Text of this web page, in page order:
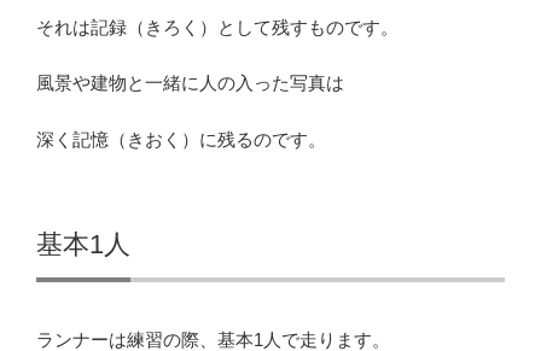
それは記録（きろく）として残すものです。
風景や建物と一緒に人の入った写真は
深く記憶（きおく）に残るのです。
基本1人
ランナーは練習の際、基本1人で走ります。